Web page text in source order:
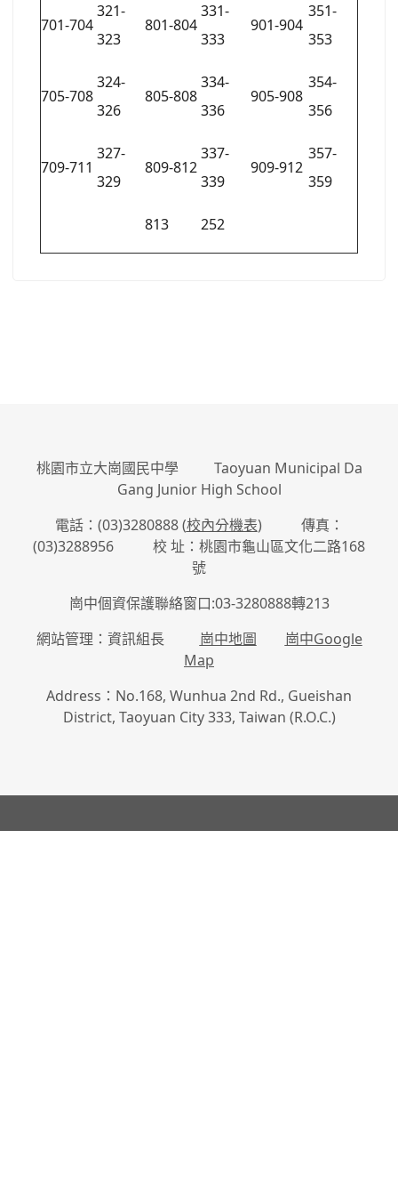
701-704
321-
323
801-804
331-
333
901-904
351-
353
705-708
324-
326
805-808
334-
336
905-908
354-
356
709-711
327-
329
809-812
337-
339
909-912
357-
359
813 252
桃園市立大崗國民中學 Taoyuan Municipal Da
Gang Junior High School
電話：(03)3280888 (校內分機表) 傳真：
(03)3288956 校 址：桃園市龜山區文化二路168
號
崗中個資保護聯絡窗口:03-3280888轉213
網站管理：資訊組長 崗中地圖
崗中Google
Map
Address：No.168, Wunhua 2nd Rd., Gueishan
District, Taoyuan City 333, Taiwan (R.O.C.)